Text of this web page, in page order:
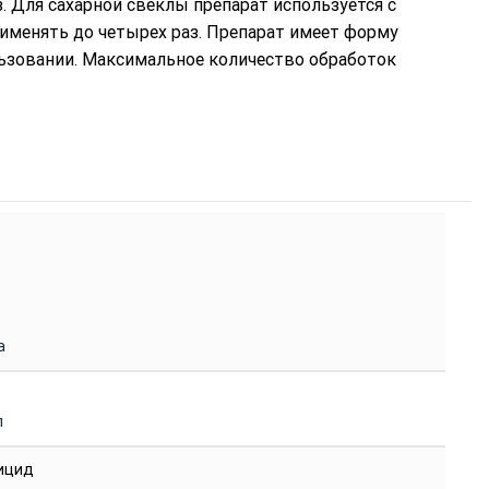
сахарной свеклы препарат используется с
до четырех раз. Препарат имеет форму
Максимальное количество обработок